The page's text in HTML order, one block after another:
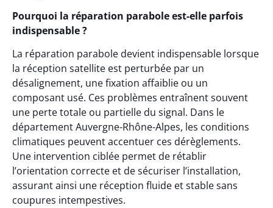
Pourquoi la réparation parabole est-elle parfois
indispensable ?
La réparation parabole devient indispensable lorsque
la réception satellite est perturbée par un
désalignement, une fixation affaiblie ou un
composant usé. Ces problèmes entraînent souvent
une perte totale ou partielle du signal. Dans le
département Auvergne-Rhône-Alpes, les conditions
climatiques peuvent accentuer ces dérèglements.
Une intervention ciblée permet de rétablir
l’orientation correcte et de sécuriser l’installation,
assurant ainsi une réception fluide et stable sans
coupures intempestives.